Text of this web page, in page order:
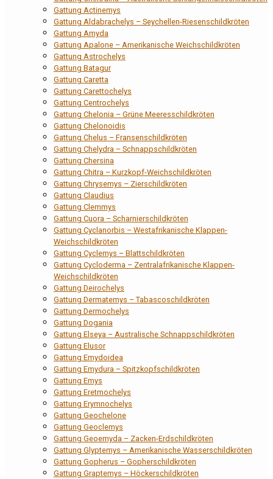
Gattung Actinemys
Gattung Aldabrachelys – Seychellen-Riesenschildkröten
Gattung Amyda
Gattung Apalone – Amerikanische Weichschildkröten
Gattung Astrochelys
Gattung Batagur
Gattung Caretta
Gattung Carettochelys
Gattung Centrochelys
Gattung Chelonia – Grüne Meeresschildkröten
Gattung Chelonoidis
Gattung Chelus – Fransenschildkröten
Gattung Chelydra – Schnappschildkröten
Gattung Chersina
Gattung Chitra – Kurzkopf-Weichschildkröten
Gattung Chrysemys – Zierschildkröten
Gattung Claudius
Gattung Clemmys
Gattung Cuora – Scharnierschildkröten
Gattung Cyclanorbis – Westafrikanische Klappen-
Weichschildkröten
Gattung Cyclemys – Blattschildkröten
Gattung Cycloderma – Zentralafrikanische Klappen-
Weichschildkröten
Gattung Deirochelys
Gattung Dermatemys – Tabascoschildkröten
Gattung Dermochelys
Gattung Dogania
Gattung Elseya – Australische Schnappschildkröten
Gattung Elusor
Gattung Emydoidea
Gattung Emydura – Spitzkopfschildkröten
Gattung Emys
Gattung Eretmochelys
Gattung Erymnochelys
Gattung Geochelone
Gattung Geoclemys
Gattung Geoemyda – Zacken-Erdschildkröten
Gattung Glyptemys – Amerikanische Wasserschildkröten
Gattung Gopherus – Gopherschildkröten
Gattung Graptemys – Höckerschildkröten